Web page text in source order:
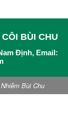
BÙI CHU
Định, Email:
Bùi Chu